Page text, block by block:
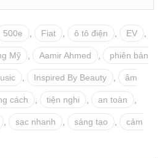
500e Fiat ô tô điện EV
Mỹ Aamir Ahmed phiên bản
Inspired By Beauty âm
cách tiện nghi an toàn
sạc nhanh sáng tạo cảm